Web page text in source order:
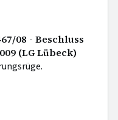
08 - Beschluss
(LG Lübeck)